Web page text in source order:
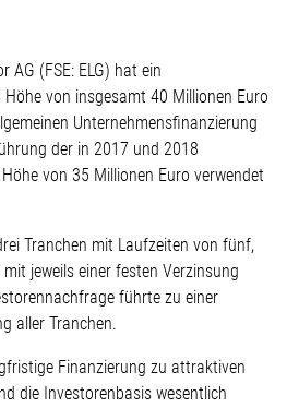
AG (FSE: ELG) hat ein
von insgesamt 40 Millionen Euro
Unternehmensfinanzierung
der in 2017 und 2018
von 35 Millionen Euro verwendet
Tranchen mit Laufzeiten von fünf,
jeweils einer festen Verzinsung
führte zu einer
aller Tranchen.
Finanzierung zu attraktiven
die Investorenbasis wesentlich